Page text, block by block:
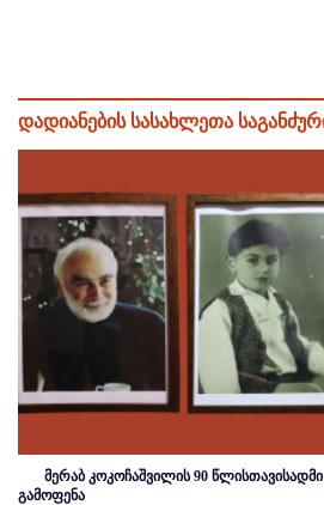
დადიანების სასახლეთა
მერაბ კოკოჩაშვილის 90
გამოფენა